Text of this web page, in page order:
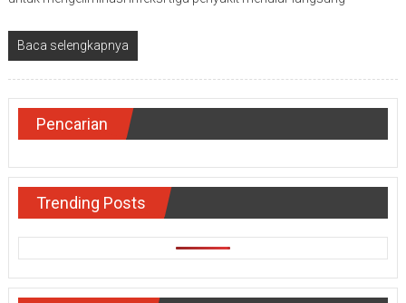
Baca selengkapnya
Pencarian
Trending Posts